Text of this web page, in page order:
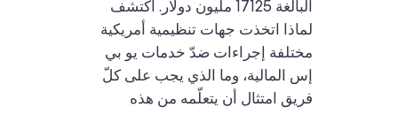
البالغة 17125 مليون دولار. اكتشف
لماذا اتخذت جهات تنظيمية أمريكية
مختلفة إجراءات ضدّ خدمات يو بي
إس المالية، وما الذي يجب على كلّ
فريق امتثال أن يتعلّمه من هذه